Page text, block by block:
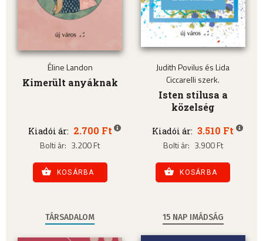
Éline Landon
Kimerült anyáknak
Kiadói ár: 2.700 Ft
Bolti ár: 3.200 Ft
KOSÁRBA
Judith Povilus és Lida
Ciccarelli szerk.
Isten stílusa a
közelség
Kiadói ár: 3.510 Ft
Bolti ár: 3.900 Ft
KOSÁRBA
TÁRSADALOM 15 NAP IMÁDSÁG